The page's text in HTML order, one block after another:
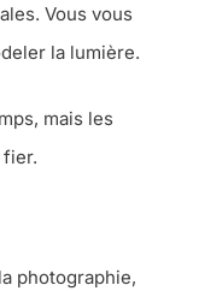
Vous vous
la lumière.
mais les
photographie,